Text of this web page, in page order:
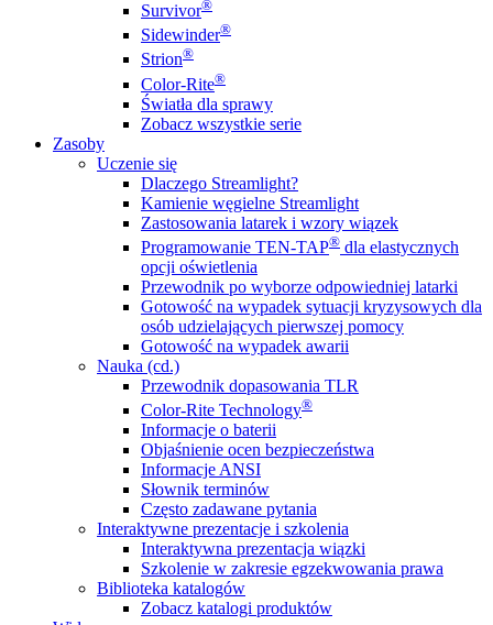
Survivor®
Sidewinder®
Strion®
Color-Rite®
Światła dla sprawy
Zobacz wszystkie serie
Zasoby
Uczenie się
Dlaczego Streamlight?
Kamienie węgielne Streamlight
Zastosowania latarek i wzory wiązek
Programowanie TEN-TAP® dla elastycznych
opcji oświetlenia
Przewodnik po wyborze odpowiedniej latarki
Gotowość na wypadek sytuacji kryzysowych dla
osób udzielających pierwszej pomocy
Gotowość na wypadek awarii
Nauka (cd.)
Przewodnik dopasowania TLR
Color-Rite Technology®
Informacje o baterii
Objaśnienie ocen bezpieczeństwa
Informacje ANSI
Słownik terminów
Często zadawane pytania
Interaktywne prezentacje i szkolenia
Interaktywna prezentacja wiązki
Szkolenie w zakresie egzekwowania prawa
Biblioteka katalogów
Zobacz katalogi produktów